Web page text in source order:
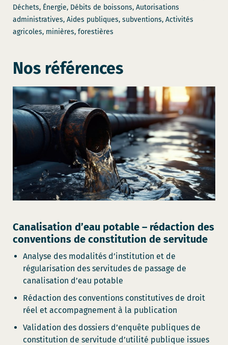
Déchets, Énergie, Débits de boissons, Autorisations
administratives, Aides publiques, subventions, Activités
agricoles, minières, forestières
Nos références
Canalisation d’eau potable – rédaction des
conventions de constitution de servitude
Analyse des modalités d’institution et de
régularisation des servitudes de passage de
canalisation d’eau potable
Rédaction des conventions constitutives de droit
réel et accompagnement à la publication
Validation des dossiers d’enquête publiques de
constitution de servitude d’utilité publique issues